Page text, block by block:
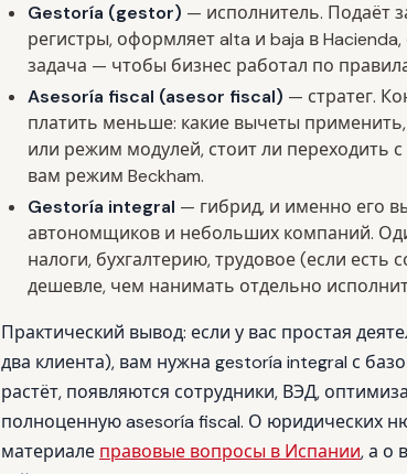
Gestoría (gestor) — исполнитель. Подаёт
регистры, оформляет alta и baja в
задача — чтобы бизнес работал по
Asesoría fiscal (asesor fiscal) — стратег.
платить меньше: какие вычеты
или режим модулей, стоит ли переходить
вам режим Beckham.
Gestoría integral — гибрид, и именно его
автономщиков и небольших компаний.
налоги, бухгалтерию, трудовое (если
дешевле, чем нанимать отдельно
Практический вывод: если у вас простая
два клиента), вам нужна gestoría integral с
растёт, появляются сотрудники, ВЭД,
полноценную asesoría fiscal. О юридических
материале правовые вопросы в Испании, а о